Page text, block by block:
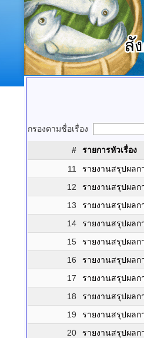
กรองตามชื่อเรื่อง
# รายการหัวเรื่อง
11
รายงานสรุปผล
12
รายงานสรุปผล
13
รายงานสรุปผล
14
รายงานสรุปผล
15
รายงานสรุปผล
16
รายงานสรุปผลก
17
รายงานสรุปผล
18
รายงานสรุปผล
19
รายงานสรุปผล
20
รายงานสรุปผล